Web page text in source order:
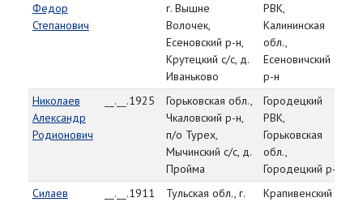
Федор
Степанович
г. Вышне
Волочек,
Есеновский р-н,
Крутецкий с/с, д.
Иваньково
РВК,
Калининская
обл.,
Есеновичский
р-н
Николаев
Александр
Родионович
__.__.1925
Горьковская обл.,
Чкаловский р-н,
п/о Турех,
Мычинский с/с, д.
Пройма
Городецкий
РВК,
Горьковская
обл.,
Городецкий р-н
Силаев
__.__.1911
Тульская обл., г.
Крапивенский